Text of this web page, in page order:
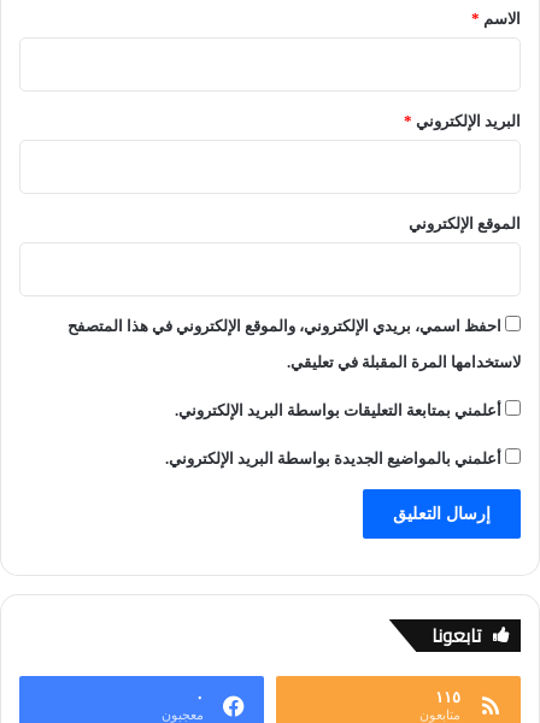
*الاسم *
البريد الإلكتروني *
الموقع الإلكتروني
احفظ اسمي، بريدي الإلكتروني، والموقع الإلكتروني في هذا المتصفح
لاستخدامها المرة المقبلة في تعليقي.
أعلمني بمتابعة التعليقات بواسطة البريد الإلكتروني.
أعلمني بالمواضيع الجديدة بواسطة البريد الإلكتروني.
تابعونا
١١٥
متابعون
٠
معجبون